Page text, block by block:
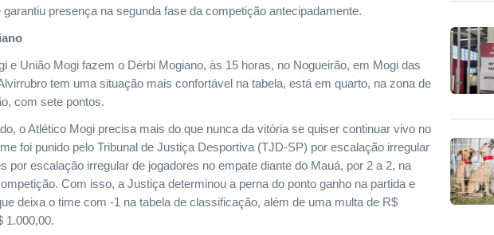
garantiu presença na segunda fase da competição antecipadamente.
e União Mogi fazem o Dérbi Mogiano, às 15 horas, no Nogueirão, em Mogi das
tem uma situação mais confortável na tabela, está em quarto, na zona de
com sete pontos.
o Atlético Mogi precisa mais do que nunca da vitória se quiser continuar vivo no
foi punido pelo Tribunal de Justiça Desportiva (TJD-SP) por escalação irregular
por escalação irregular de jogadores no empate diante do Mauá, por 2 a 2, na
Com isso, a Justiça determinou a perna do ponto ganho na partida e
deixa o time com -1 na tabela de classificação, além de uma multa de R$
1.000,00.